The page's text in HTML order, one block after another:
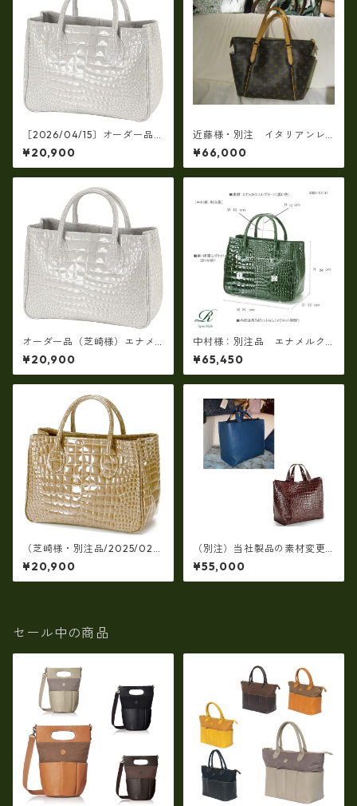
［2026/04/15〕オーダー品
（芝崎様）エナメルクロコハ
ンドタイプ・ホワイト,ブラッ
ク
¥20,900
近藤様・別注 イタリアンレ
ザー製 トートバッグ（一部
仕様変更）
¥66,000
オーダー品（芝崎様）エナメ
ルクロコハンドタイプ・ホワ
イト
¥20,900
中村様：別注品 エナメルク
ロコ手提げ、サイズ変更、仕
様変更、ｎ-02
¥65,450
（芝崎様・別注品/2025/02/1
4）【日本製】牛革エナメルク
ロコ型押し・角型手提げパー
ティバッグ(牛革製品）ir-663
¥20,900
（別注）当社製品の素材変更
+仕様追加 2025/01/25
¥55,000
セール中の商品